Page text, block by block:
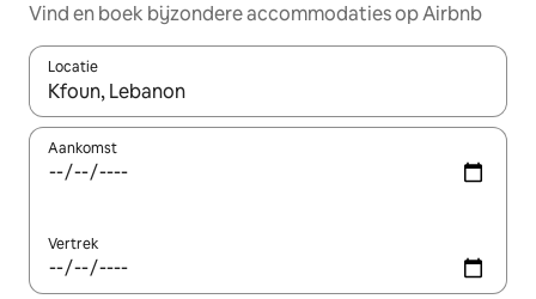
Vind en boek bijzondere accommodaties op Airbnb
Locatie
Wanneer er resultaten beschikbaar zijn, maak je een keuze
Aankomst
Vertrek